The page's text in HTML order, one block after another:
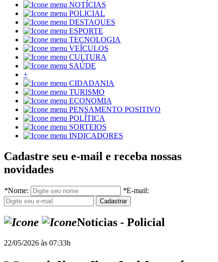
NOTÍCIAS
POLICIAL
DESTAQUES
ESPORTE
TECNOLOGIA
VEÍCULOS
CULTURA
SAÚDE
+
CIDADANIA
TURISMO
ECONOMIA
PENSAMENTO POSITIVO
POLÍTICA
SORTEIOS
INDICADORES
Cadastre seu e-mail e receba nossas
novidades
*Nome: *E-mail:
Notícias - Policial
22/05/2026 às 07:33h